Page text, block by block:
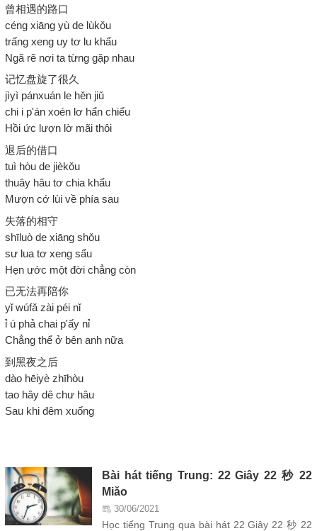
曾相遇的路口
céng xiāng yù de lùkǒu
trấng xeng uy tơ lu khẩu
Ngã rẽ nơi ta từng gặp nhau
记忆盘旋了很久
jìyì pánxuán le hěn jiǔ
chi i p'án xoén lơ hẩn chiểu
Hồi ức lượn lờ mãi thôi
退后的借口
tuì hòu de jièkǒu
thuây hâu tơ chia khẩu
Mượn cớ lùi về phía sau
失落的相守
shīluò de xiāng shǒu
sư lua tơ xeng sẩu
Hẹn ước một đời chẳng còn
已无法再陪你
yǐ wúfǎ zài péi nǐ
ỉ ú phả chai p'ấy nỉ
Chẳng thể ở bên anh nữa
到黑夜之后
dào hēiyè zhīhòu
tao hây dê chư hâu
Sau khi đêm xuống
Bài hát tiếng Trung: 22 Giây 22 秒 22
Miǎo
30/06/2021
Học tiếng Trung qua bài hát 22 Giây 22 秒 22